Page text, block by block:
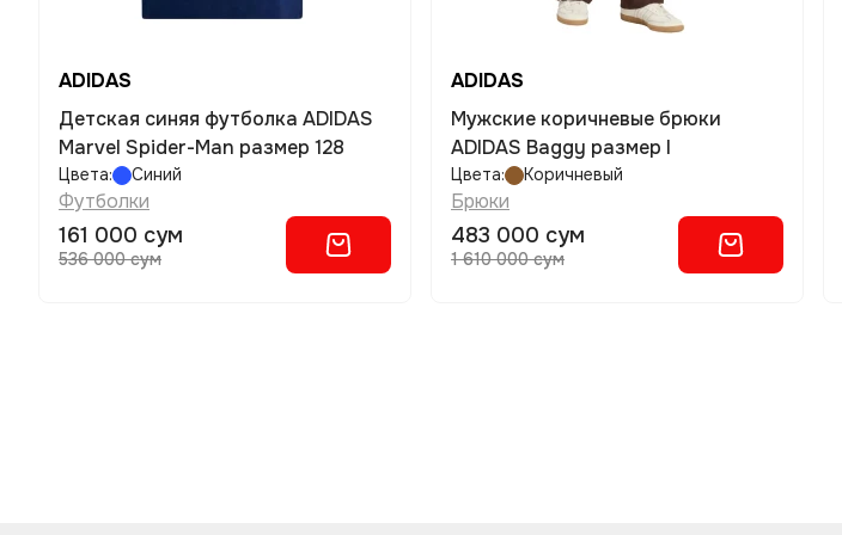
ADIDAS
Детская синяя футболка ADIDAS
Marvel Spider-Man размер 128
Цвета: Синий
Футболки
161 000 сум
536 000 сум
ADIDAS
Мужские коричневые брюки
ADIDAS Baggy размер l
Цвета: Коричневый
Брюки
483 000 сум
1 610 000 сум